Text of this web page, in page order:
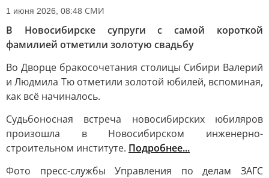
1 июня 2026, 08:48 СМИ
В Новосибирске супруги с самой короткой
фамилией отметили золотую свадьбу
Во Дворце бракосочетания столицы Сибири Валерий
и Людмила Тю отметили золотой юбилей, вспоминая,
как всё начиналось.
Судьбоносная встреча новосибирских юбиляров
произошла в Новосибирском инженерно-
строительном институте. Подробнее...
Фото пресс-службы Управления по делам ЗАГС